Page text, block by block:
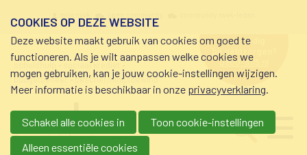
schuldhulp • sociaal krediet •
budgetbeheer • beschermingsbewind
hulp nodig
bij geldzorgen?
0800-8115.nl
Main navigation
COOKIES OP DEZE WEBSITE
Deze website maakt gebruik van cookies om goed te
functioneren. Als je wilt aanpassen welke cookies we
mogen gebruiken, kan je jouw cookie-instellingen wijzigen.
Meer informatie is beschikbaar in onze privacyverklaring.
Schakel alle cookies in
Toon cookie-instellingen
Alleen essentiële cookies